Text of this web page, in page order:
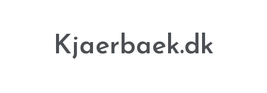
Kjaerbaek.dk